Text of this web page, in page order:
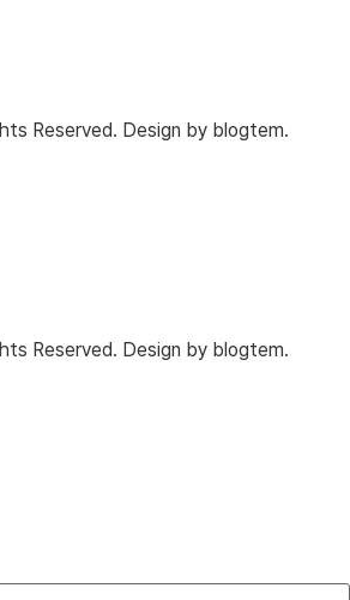
Reserved. Design by blogtem.
Reserved. Design by blogtem.